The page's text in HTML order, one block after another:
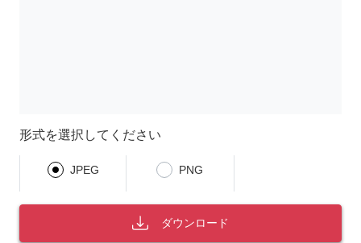
形式を選択してください
JPEG PNG
ダウンロード